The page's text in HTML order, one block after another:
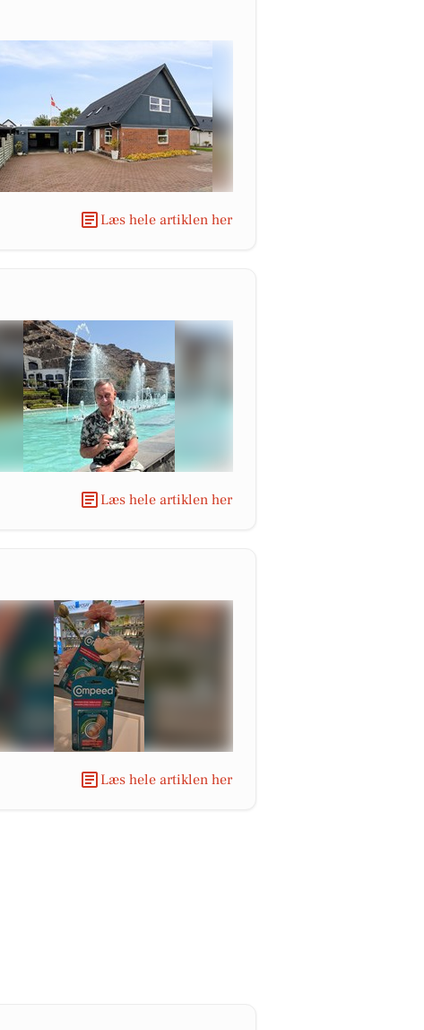
Læs hele artiklen her
Læs hele artiklen her
Læs hele artiklen her